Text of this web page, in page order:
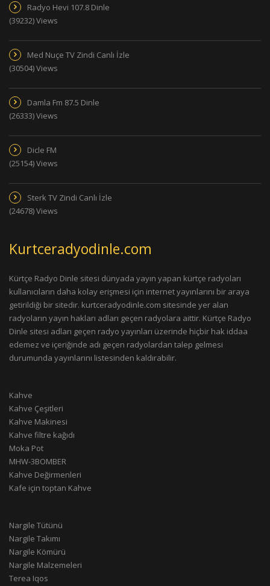
Radyo Hevi 107.8 Dinle
(39232) Views
Med Nuçe TV Zindi Canlı İzle
(30504) Views
Damla Fm 87.5 Dinle
(26333) Views
Dicle FM
(25154) Views
Sterk TV Zindi Canlı İzle
(24678) Views
Kurtceradyodinle.com
Kürtçe Radyo Dinle sitesi dünyada yayın yapan kürtçe radyoları
kullanıcıların daha kolay erişmesi için internet yayınlarını bir araya
getirildiği bir sitedir. kurtceradyodinle.com sitesinde yer alan
radyoların yayın hakları adları geçen radyolara aittir. Kürtçe Radyo
Dinle sitesi adları geçen radyo yayınları üzerinde hiçbir hak iddaa
edemez ve içeriğinde adı geçen radyolardan talep gelmesi
durumunda yayınlarını listesinden kaldırabilir.
Kahve
Kahve Çeşitleri
Kahve Makinesi
Kahve filtre kağıdı
Moka Pot
MHW-3BOMBER
Kahve Değirmenleri
Kafe için toptan Kahve
Nargile Tütünü
Nargile Takımı
Nargile Kömürü
Nargile Malzemeleri
Terea Iqos